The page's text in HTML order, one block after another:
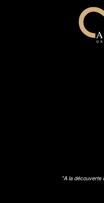
"A la découverte